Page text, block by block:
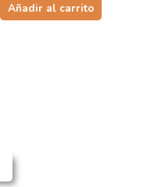
Añadir al carrito